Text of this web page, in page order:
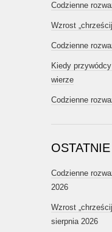
Codzienne
Wzrost
Codzienne
Kiedy
wierze
Codzienne
Codzienne
2026
Wzrost
sierpnia 2026